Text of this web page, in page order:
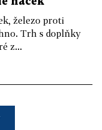
železo proti
Trh s doplňky
z...